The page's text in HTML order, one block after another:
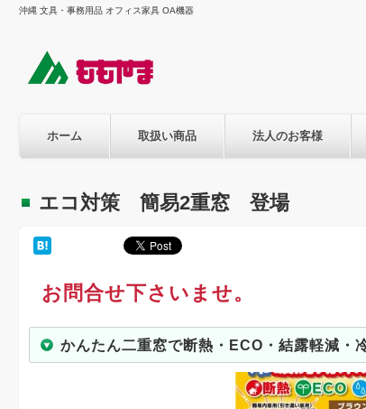
沖縄 文具・事務用品 オフィス家具 OA機器
ホーム 取扱い商品 法人のお客様
エコ対策 簡易2重窓 登場
お問合せ下さいませ。
かんたん二重窓で断熱・ECO・結露軽減・